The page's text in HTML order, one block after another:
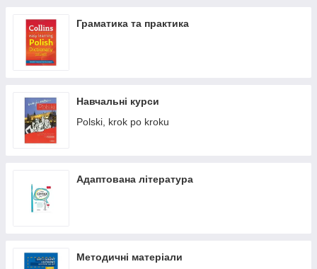
Граматика та практика
Навчальні курси
Polski, krok po kroku
Адаптована література
Методичні матеріали